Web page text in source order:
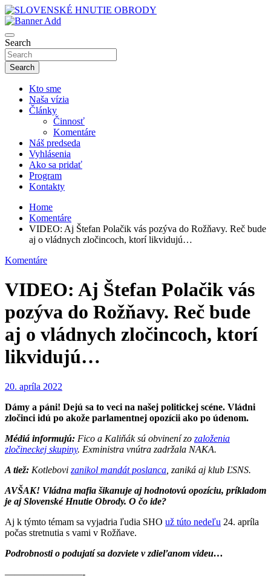
Skip
to
content
SLOVENSKÉ HNUTIE OBRODY
Search
Search
Kto sme
Naša vízia
Články
Činnosť
Komentáre
Náš predseda
Vyhlásenia
Ako sa pridať
Program
Kontakty
Home
Komentáre
VIDEO: Aj Štefan Polačik vás pozýva do Rožňavy. Reč bude
aj o vládnych zločincoch, ktorí likvidujú…
Komentáre
VIDEO: Aj Štefan Polačik vás
pozýva do Rožňavy. Reč bude
aj o vládnych zločincoch, ktorí
likvidujú…
20. apríla 2022
Dámy a páni! Dejú sa to veci na našej politickej scéne. Vládni
zločinci idú po akože parlamentnej opozícii ako po údenom.
Médiá informujú: Fico a Kaliňák sú obvinení zo založenia
zločineckej skupiny. Exministra vnútra zadržala NAKA.
A tiež: Kotlebovi zanikol mandát poslanca , zaniká aj klub ĽSNS.
AVŠAK! Vládna mafia šikanuje aj hodnotovú opozíciu, príkladom
je aj Slovenské Hnutie Obrody. O čo ide?
Aj k týmto témam sa vyjadria ľudia SHO už túto nedeľu 24. apríla
počas stretnutia s vami v Rožňave.
Podrobnosti o podujatí sa dozviete v zdieľanom videu…
————————-